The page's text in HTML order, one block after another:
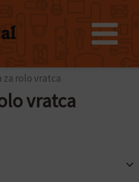
za rolo vratca
vratca